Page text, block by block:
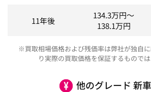
11年後 134.3万円～
138.1万円
※買取相場価格および残価率は弊社が独自
り実際の買取価格を保証するものでは
他のグレード 新